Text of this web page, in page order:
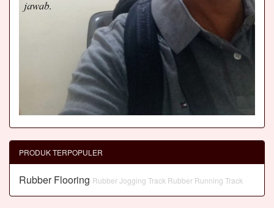
PRODUK TERPOPULER
Rubber Flooring Rubber Jogging Track Rubber Running Track